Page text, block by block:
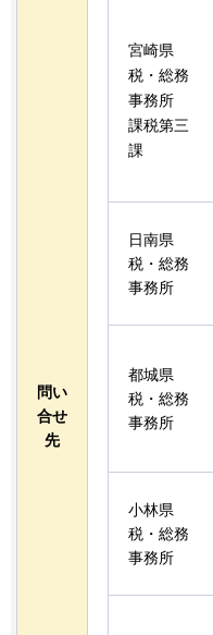
問い
合せ
先
宮崎県
税・総務
事務所
課税第三
課
日南県
税・総務
事務所
都城県
税・総務
事務所
小林県
税・総務
事務所